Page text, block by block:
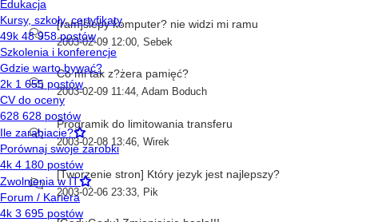
[ram]ślepy komputer? nie widzi mi ramu
2003-02-09 12:00, Sebek
Co mi tak z?żera pamięć?
2003-02-09 11:44 Adam Boduch
Programik do limitowania transferu
2003-02-08 13:46 Wirek
[Tworzenie stron] Który jezyk jest najlepszy?
2003-02-06 23:33 Pik